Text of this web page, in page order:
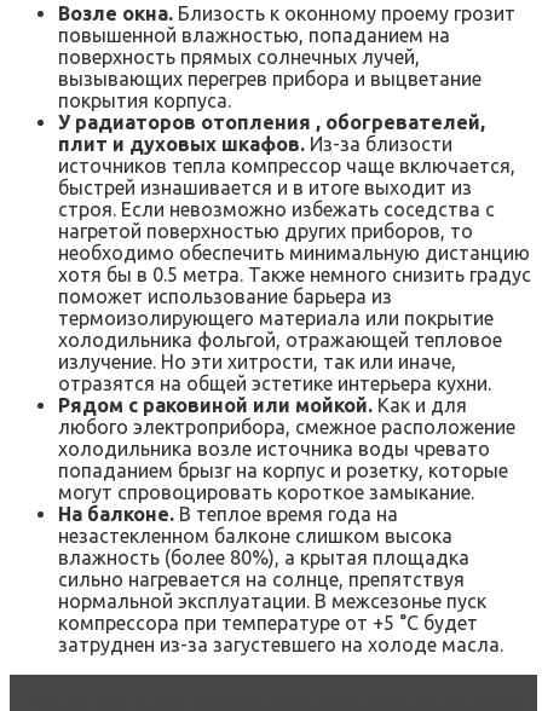
Возле окна. Близость к оконному проему грозит
повышенной влажностью, попаданием на
поверхность прямых солнечных лучей,
вызывающих перегрев прибора и выцветание
покрытия корпуса.
У радиаторов отопления , обогревателей,
плит и духовых шкафов. Из-за близости
источников тепла компрессор чаще включается,
быстрей изнашивается и в итоге выходит из
строя. Если невозможно избежать соседства с
нагретой поверхностью других приборов, то
необходимо обеспечить минимальную дистанцию
хотя бы в 0.5 метра. Также немного снизить градус
поможет использование барьера из
термоизолирующего материала или покрытие
холодильника фольгой, отражающей тепловое
излучение. Но эти хитрости, так или иначе,
отразятся на общей эстетике интерьера кухни.
Рядом с раковиной или мойкой. Как и для
любого электроприбора, смежное расположение
холодильника возле источника воды чревато
попаданием брызг на корпус и розетку, которые
могут спровоцировать короткое замыкание.
На балконе. В теплое время года на
незастекленном балконе слишком высока
влажность (более 80%), а крытая площадка
сильно нагревается на солнце, препятствуя
нормальной эксплуатации. В межсезонье пуск
компрессора при температуре от +5 °C будет
затруднен из-за загустевшего на холоде масла.